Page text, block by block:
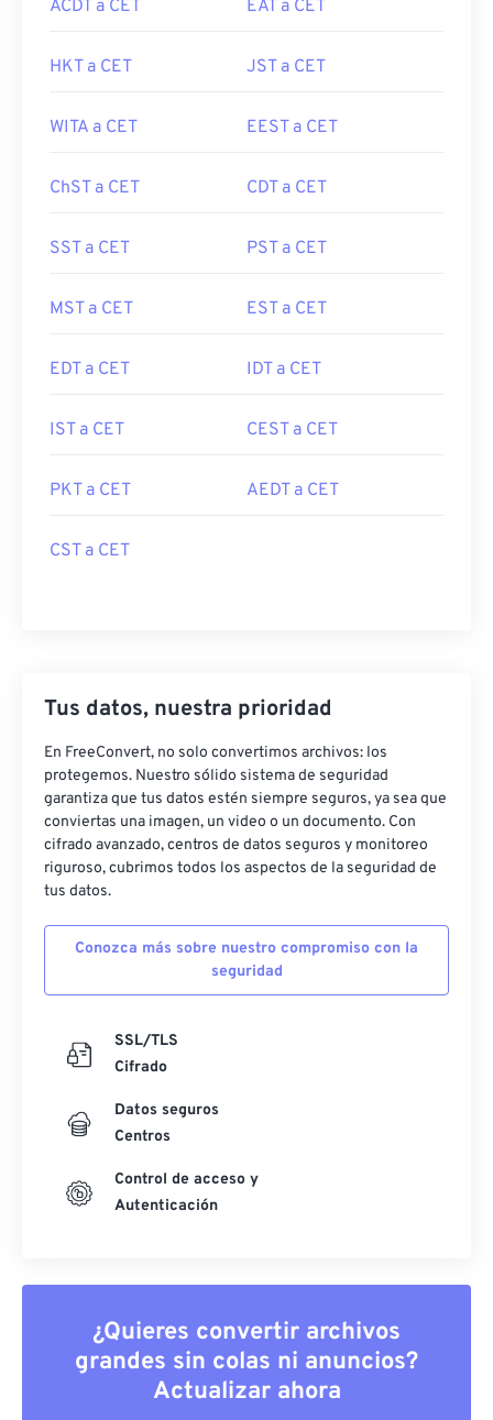
ACDT a CET EAT a CET
HKT a CET JST a CET
WITA a CET EEST a CET
ChST a CET CDT a CET
SST a CET PST a CET
MST a CET EST a CET
EDT a CET IDT a CET
IST a CET CEST a CET
PKT a CET AEDT a CET
CST a CET
Tus datos, nuestra prioridad
En FreeConvert, no solo convertimos archivos: los
protegemos. Nuestro sólido sistema de seguridad
garantiza que tus datos estén siempre seguros, ya sea que
conviertas una imagen, un video o un documento. Con
cifrado avanzado, centros de datos seguros y monitoreo
riguroso, cubrimos todos los aspectos de la seguridad de
tus datos.
Conozca más sobre nuestro compromiso con la
seguridad
SSL/TLS
Cifrado
Datos seguros
Centros
Control de acceso y
Autenticación
¿Quieres convertir archivos
grandes sin colas ni anuncios?
Actualizar ahora